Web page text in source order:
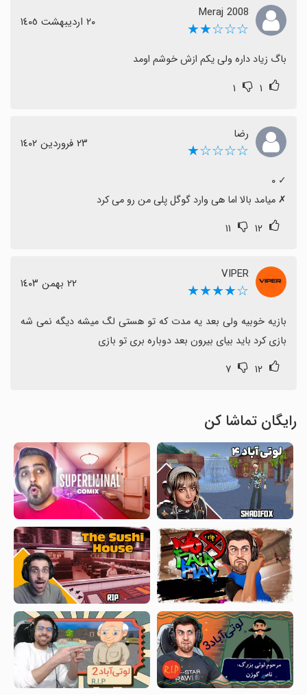
Meraj 2008
☆☆☆★★ ٢٠ اردیبهشت ١٤٠٥
باگ زیاد داره ولی یکم ازش خوشم اومد
۱ ۱
رضا
☆☆☆☆★ ٢٣ فروردین ١٤٠٢
‏✗ میامد بالا اما هی وارد گوگل پلی من رو می کرد
۱۲ ۱۱
VIPER
☆★★★★ ٢٢ بهمن ١٤٠٣
بازی کرد باید بیای بیرون بعد دوباره بری تو بازی
۱۲ ۷
رایگان تماشا کن